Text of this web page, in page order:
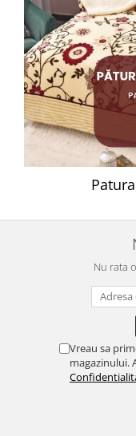
Nu rata
Vreau sa
magazinului.